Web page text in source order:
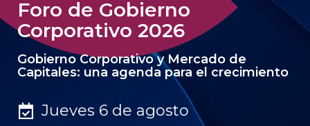
Foro de Gobierno
Corporativo 2026
Gobierno Corporativo y Mercado de
Capitales: una agenda para el crecimiento
Jueves 6 de agosto